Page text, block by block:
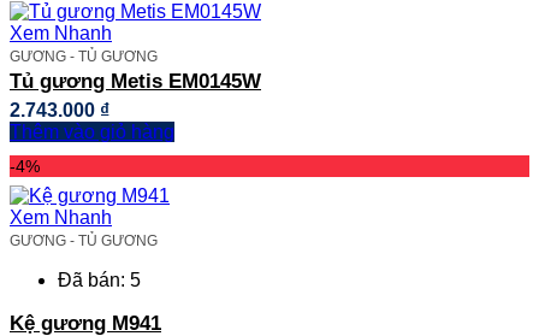
Xem Nhanh
GƯƠNG - TỦ GƯƠNG
Tủ gương Metis EM0145W
2.743.000 ₫
Thêm vào giỏ hàng
-4%
Xem Nhanh
GƯƠNG - TỦ GƯƠNG
Đã bán: 5
Kệ gương M941